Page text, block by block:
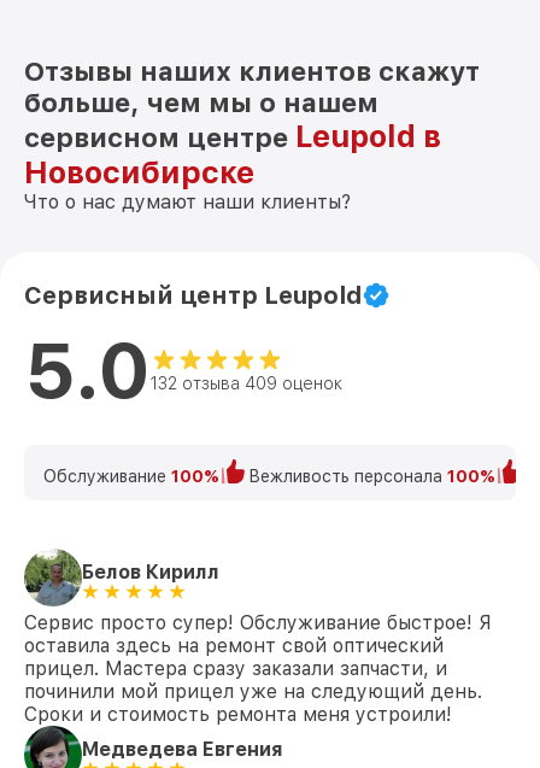
Отзывы наших клиентов скажут
больше, чем мы о нашем
сервисном центре Leupold в
Новосибирске
Что о нас думают наши клиенты?
Сервисный центр Leupold
5.0 132 отзыва 409 оценок
Обслуживание 100% Вежливость персонала 100%
Белов Кирилл
Сервис просто супер! Обслуживание быстрое! Я
оставила здесь на ремонт свой оптический
прицел. Мастера сразу заказали запчасти, и
починили мой прицел уже на следующий день.
Сроки и стоимость ремонта меня устроили!
Медведева Евгения